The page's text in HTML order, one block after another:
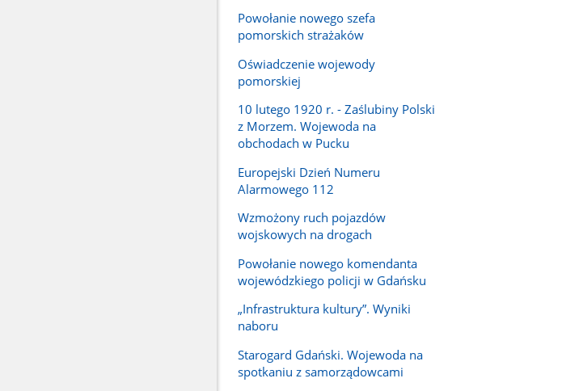
Powołanie nowego szefa
pomorskich strażaków
Oświadczenie wojewody
pomorskiej
10 lutego 1920 r. - Zaślubiny Polski
z Morzem. Wojewoda na
obchodach w Pucku
Europejski Dzień Numeru
Alarmowego 112
Wzmożony ruch pojazdów
wojskowych na drogach
Powołanie nowego komendanta
wojewódzkiego policji w Gdańsku
„Infrastruktura kultury”. Wyniki
naboru
Starogard Gdański. Wojewoda na
spotkaniu z samorządowcami